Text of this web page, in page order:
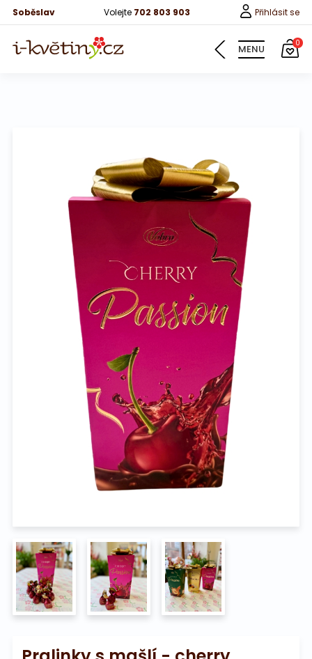
Soběslav Volejte 702 803 903 Přihlásit se
MENU 0
Růže 40cm
Bonboniery